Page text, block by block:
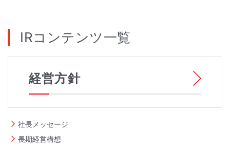
IRコンテンツ一覧
経営方針
社長メッセージ
長期経営構想